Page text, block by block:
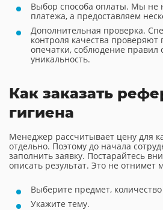
Выбор способа оплаты. Мы не
платежа, а предоставляем
Дополнительная проверка.
контроля качества проверяют
опечатки, соблюдение правил
уникальность.
Как заказать
гигиена
Менеджер рассчитывает цену для
отдельно. Поэтому до начала
заполнить заявку. Постарайтесь
описать результат. Это не отнимет
Выберите предмет,
Укажите тему.